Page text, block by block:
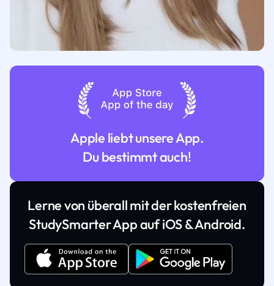
Apple liebt unsere App.
Du bestimmt auch!
Lerne von überall mit der kostenfreien
StudySmarter App auf iOS & Android.